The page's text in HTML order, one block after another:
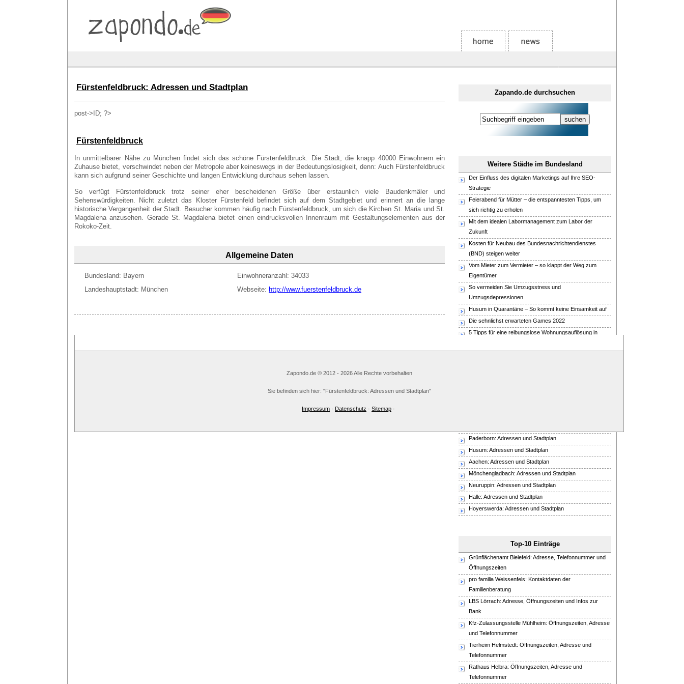
Zapando.de durchsuchen
Weitere Städte im Bundesland
Der Einfluss des digitalen Marketings auf Ihre SEO-
Strategie
Feierabend für Mütter – die entspanntesten Tipps, um
sich richtig zu erholen
Mit dem idealen Labormanagement zum Labor der
Zukunft
Kosten für Neubau des Bundesnachrichtendienstes
(BND) steigen weiter
Vom Mieter zum Vermieter – so klappt der Weg zum
Eigentümer
So vermeiden Sie Umzugsstress und
Umzugsdepressionen
Husum in Quarantäne – So kommt keine Einsamkeit auf
Die sehnlichst erwarteten Games 2022
5 Tipps für eine reibungslose Wohnungsauflösung in
Paderborn: Adressen und Stadtplan
Husum: Adressen und Stadtplan
Aachen: Adressen und Stadtplan
Mönchengladbach: Adressen und Stadtplan
Neuruppin: Adressen und Stadtplan
Halle: Adressen und Stadtplan
Hoyerswerda: Adressen und Stadtplan
Top-10 Einträge
Grünflächenamt Bielefeld: Adresse, Telefonnummer und
Öffnungszeiten
pro familia Weissenfels: Kontaktdaten der
Familienberatung
LBS Lörrach: Adresse, Öffnungszeiten und Infos zur
Bank
Kfz-Zulassungsstelle Mühlheim: Öffnungszeiten, Adresse
und Telefonnummer
Tierheim Helmstedt: Öffnungszeiten, Adresse und
Telefonnummer
Rathaus Helbra: Öffnungszeiten, Adresse und
Telefonnummer
Fürstenfeldbruck: Adressen und Stadtplan
post->ID; ?>
Fürstenfeldbruck
In unmittelbarer Nähe zu München findet sich das schöne Fürstenfeldbruck. Die Stadt, die knapp 40000 Einwohnern ein
Zuhause bietet, verschwindet neben der Metropole aber keineswegs in der Bedeutungslosigkeit, denn: Auch Fürstenfeldbruck
kann sich aufgrund seiner Geschichte und langen Entwicklung durchaus sehen lassen.
So verfügt Fürstenfeldbruck trotz seiner eher bescheidenen Größe über erstaunlich viele Baudenkmäler und
Sehenswürdigkeiten. Nicht zuletzt das Kloster Fürstenfeld befindet sich auf dem Stadtgebiet und erinnert an die lange
historische Vergangenheit der Stadt. Besucher kommen häufig nach Fürstenfeldbruck, um sich die Kirchen St. Maria und St.
Magdalena anzusehen. Gerade St. Magdalena bietet einen eindrucksvollen Innenraum mit Gestaltungselementen aus der
Rokoko-Zeit.
Allgemeine Daten
Bundesland: Bayern
Einwohneranzahl: 34033
Landeshauptstadt: München
Webseite: http://www.fuerstenfeldbruck.de
Zapondo.de © 2012 - 2026 Alle Rechte vorbehalten
Sie befinden sich hier: "Fürstenfeldbruck: Adressen und Stadtplan"
Impressum · Datenschutz · Sitemap ·